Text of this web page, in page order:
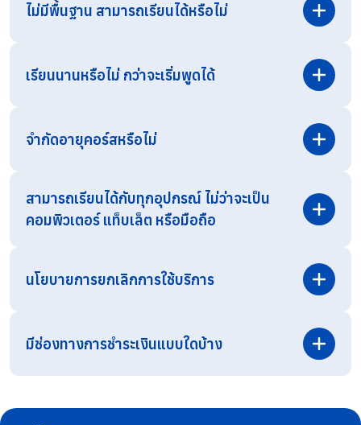
ไม่มีพื้นฐาน สามารถเรียนได้หรือไม่
เรียนนานหรือไม่ กว่าจะเริ่มพูดได้
จำกัดอายุคอร์สหรือไม่
สามารถเรียนได้กับทุกอุปกรณ์ ไม่ว่าจะเป็น
คอมพิวเตอร์ แท็บเล็ต หรือมือถือ
นโยบายการยกเลิกการใช้บริการ
มีช่องทางการชำระเงินแบบใดบ้าง